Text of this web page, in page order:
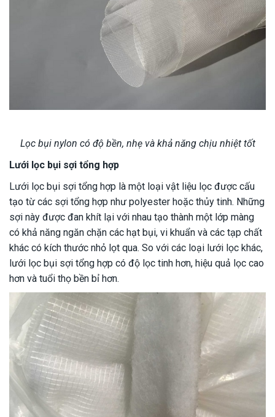
Lọc bụi nylon có độ bền, nhẹ và khả năng chịu nhiệt tốt
Lưới lọc bụi sợi tổng hợp
Lưới lọc bụi sợi tổng hợp là một loại vật liệu lọc được cấu
tạo từ các sợi tổng hợp như polyester hoặc thủy tinh. Những
sợi này được đan khít lại với nhau tạo thành một lớp màng
có khả năng ngăn chặn các hạt bụi, vi khuẩn và các tạp chất
khác có kích thước nhỏ lọt qua. So với các loại lưới lọc khác,
lưới lọc bụi sợi tổng hợp có độ lọc tinh hơn, hiệu quả lọc cao
hơn và tuổi thọ bền bỉ hơn.